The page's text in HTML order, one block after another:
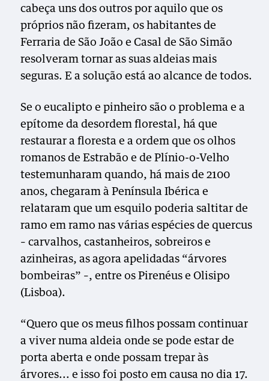
cabeça uns dos outros por aquilo que os
próprios não fizeram, os habitantes de
Ferraria de São João e Casal de São Simão
resolveram tornar as suas aldeias mais
seguras. E a solução está ao alcance de todos.
Se o eucalipto e pinheiro são o problema e a
epítome da desordem florestal, há que
restaurar a floresta e a ordem que os olhos
romanos de Estrabão e de Plínio-o-Velho
testemunharam quando, há mais de 2100
anos, chegaram à Península Ibérica e
relataram que um esquilo poderia saltitar de
ramo em ramo nas várias espécies de quercus
– carvalhos, castanheiros, sobreiros e
azinheiras, as agora apelidadas “árvores
bombeiras” –, entre os Pirenéus e Olisipo
(Lisboa).
“Quero que os meus filhos possam continuar
a viver numa aldeia onde se pode estar de
porta aberta e onde possam trepar às
árvores... e isso foi posto em causa no dia 17.